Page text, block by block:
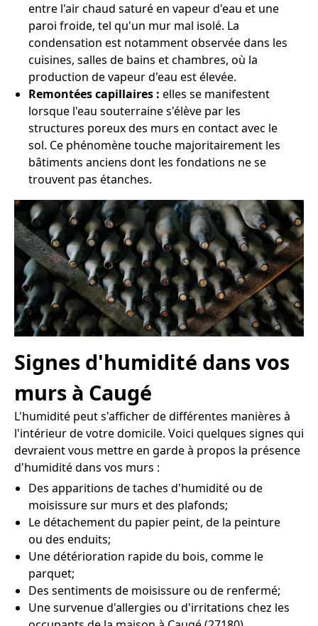
entre l'air chaud saturé en vapeur d'eau et une
paroi froide, tel qu'un mur mal isolé. La
condensation est notamment observée dans les
cuisines, salles de bains et chambres, où la
production de vapeur d'eau est élevée.
Remontées capillaires : elles se manifestent
lorsque l'eau souterraine s'élève par les
structures poreux des murs en contact avec le
sol. Ce phénomène touche majoritairement les
bâtiments anciens dont les fondations ne se
trouvent pas étanches.
Signes d'humidité dans vos
murs à Caugé
L'humidité peut s'afficher de différentes manières à
l'intérieur de votre domicile. Voici quelques signes qui
devraient vous mettre en garde à propos la présence
d'humidité dans vos murs :
Des apparitions de taches d'humidité ou de
moisissure sur murs et des plafonds;
Le détachement du papier peint, de la peinture
ou des enduits;
Une détérioration rapide du bois, comme le
parquet;
Des sentiments de moisissure ou de renfermé;
Une survenue d'allergies ou d'irritations chez les